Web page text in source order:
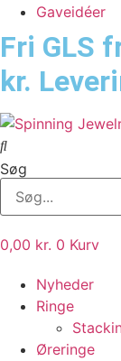
Gaveidéer
Fri GLS
kr.
Søg
0,00 kr. 0 Kurv
Nyheder
Ringe
Øreringe